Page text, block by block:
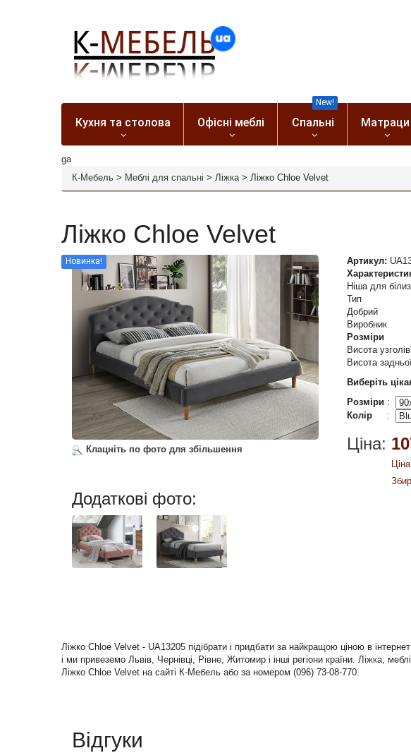
Кухня та столова Офісні меблі Спальні
New!
Матраци
ga
К-Мебель > Меблі для спальні > Ліжка> Ліжко Chloe Velvet
Ліжко Chloe Velvet
Новинка!
Клацніть по фото для збільшення
Додаткові фото:
Артикул:
Ніша для
Тип
Добрий
Виробник
Розміри
Висота
Висота
Виберіть
Розміри :
Колір
:
Ціна:
Ліжко Chloe Velvet - UA13205 підібрати і придбати за найкращою ціною в
і ми привеземо Львів, Чернівці, Рівне, Житомир і інші регіони країни. Ліжка,
Ліжко Chloe Velvet на сайті К-Мебель або за номером (096) 73-08-770.
Відгуки